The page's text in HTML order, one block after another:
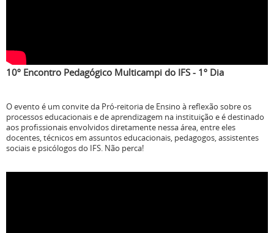
10º Encontro Pedagógico Multicampi do IFS - 1º Dia
O evento é um convite da Pró-reitoria de Ensino à reflexão sobre os
processos educacionais e de aprendizagem na instituição e é destinado
aos profissionais envolvidos diretamente nessa área, entre eles
docentes, técnicos em assuntos educacionais, pedagogos, assistentes
sociais e psicólogos do IFS. Não perca!